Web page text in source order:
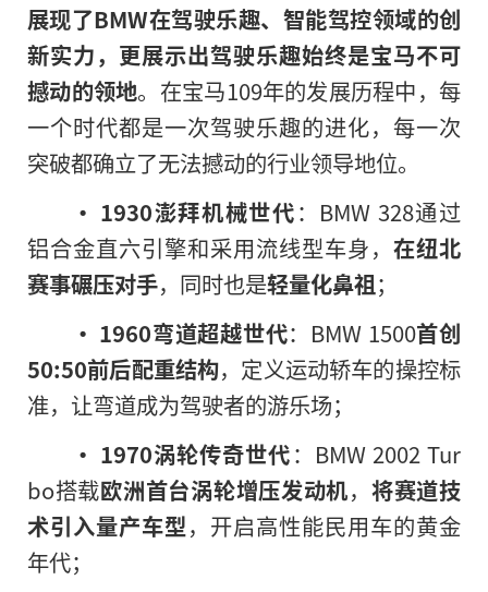
展现了BMW在驾驶乐趣、智能驾控领域的创
新实力，更展示出驾驶乐趣始终是宝马不可
撼动的领地。在宝马109年的发展历程中，每
一个时代都是一次驾驶乐趣的进化，每一次
突破都确立了无法撼动的行业领导地位。
• 1930澎拜机械世代：BMW 328通过
铝合金直六引擎和采用流线型车身， 在纽北
赛事碾压对手，同时也是轻量化鼻祖；
• 1960弯道超越世代：BMW 1500首创
50:50前后配重结构，定义运动轿车的操控标
准，让弯道成为驾驶者的游乐场；
• 1970涡轮传奇世代：BMW 2002 Tur
bo搭载欧洲首台涡轮增压发动机， 将赛道技
术引入量产车型，开启高性能民用车的黄金
年代；